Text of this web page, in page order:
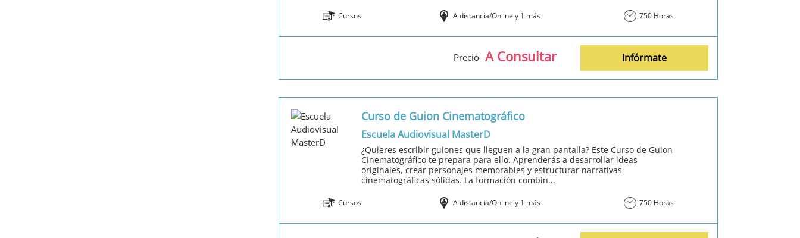
Cursos A distancia/Online y 1 más 750 Horas
Precio A Consultar Infórmate
Curso de Guion Cinematográfico
Escuela Audiovisual MasterD
¿Quieres escribir guiones que lleguen a la gran pantalla? Este Curso de Guion
Cinematográfico te prepara para ello. Aprenderás a desarrollar ideas
originales, crear personajes memorables y estructurar narrativas
cinematográficas sólidas. La formación combin...
Cursos A distancia/Online y 1 más 750 Horas